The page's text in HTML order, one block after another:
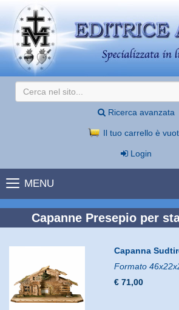
Ricerca avanzata
Il tuo carrello è
Login
MENU
Capanne Presepio per
Capanna
Formato
€ 71,00